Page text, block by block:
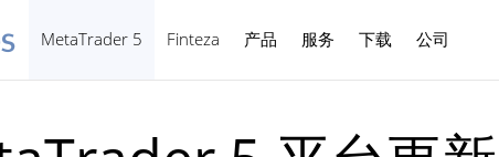
MetaTrader 5 Finteza 产品 服务 下载 公司